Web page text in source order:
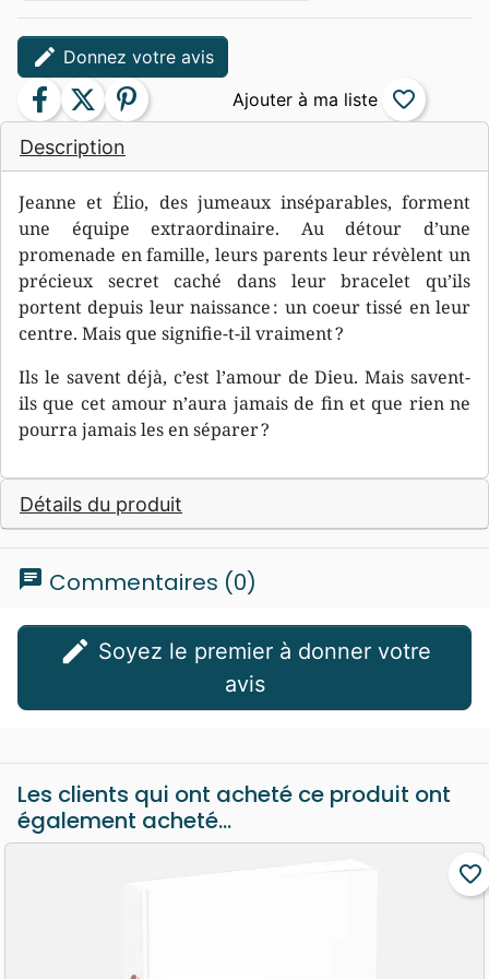
Description
Jeanne et Élio, des jumeaux inséparables, forment
une équipe extraordinaire. Au détour d’une
promenade en famille, leurs parents leur révèlent un
précieux secret caché dans leur bracelet qu’ils
portent depuis leur naissance : un coeur tissé en leur
centre. Mais que signifie-t-il vraiment ?
Ils le savent déjà, c’est l’amour de Dieu. Mais savent-
ils que cet amour n’aura jamais de fin et que rien ne
pourra jamais les en séparer ?
Détails du produit
edit Donnez votre avis
facebook twitter pinterest favorite_border
chat Commentaires (0)
edit
avis
Les clients qui ont acheté ce produit ont
également acheté...
favorite_border